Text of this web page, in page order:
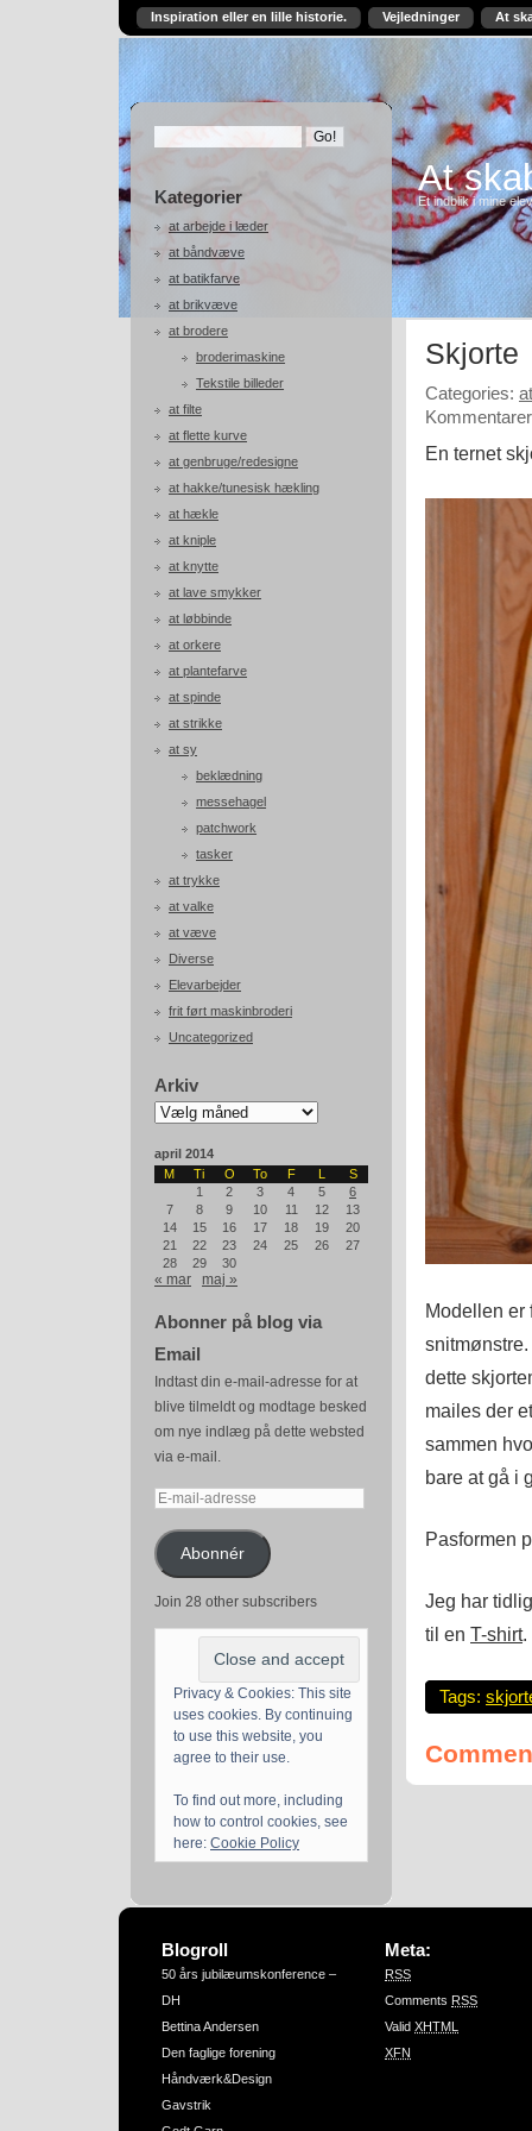
Inspiration eller en lille historie. Vejledninger At
Kategorier
at arbejde i læder
at båndvæve
at batikfarve
at brikvæve
at brodere
broderimaskine
Tekstile billeder
at filte
at flette kurve
at genbruge/redesigne
at hakke/tunesisk hækling
at hækle
at kniple
at knytte
at lave smykker
at løbbinde
at orkere
at plantefarve
at spinde
at strikke
at sy
beklædning
messehagel
patchwork
tasker
at trykke
at valke
at væve
Diverse
Elevarbejder
frit ført maskinbroderi
Uncategorized
Arkiv
Arkiv
april 2014
M
Ti O To F L
S
1
2 3 4 5
6
7
8 9 10 11 12
13
14
15 16 17 18 19
20
21
22 23 24 25 26
27
28
29 30
« mar maj »
Abonner på blog via
Email
Indtast din e-mail-adresse for at
blive tilmeldt og modtage besked
om nye indlæg på dette websted
via e-mail.
E-
adresseAbonnér
Join 28 other subscribers
Privacy & Cookies: This site
uses cookies. By continuing
to use this website, you
agree to their use.
To find out more, including
how to control cookies, see
here: Cookie Policy
At
Et indblik i mine
Skjorte
Categories:
En ternet
Modellen
dette
mailes der
sammen
bare at gå i
Pasformen
Jeg har
til en T-shirt.
Tags:
Blogroll
50 års jubilæumskonference –
DH
Bettina Andersen
Den faglige forening
Håndværk&Design
Gavstrik
Meta:
RSS
Comments RSS
Valid XHTML
XFN